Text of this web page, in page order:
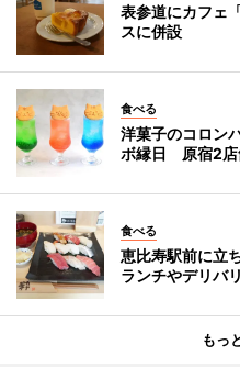
表参道にカフェ
スに併設
食べる
洋菓子のコロン
ボ縁日 原宿2店
食べる
恵比寿駅前に立
ランチやデリバ
もっ